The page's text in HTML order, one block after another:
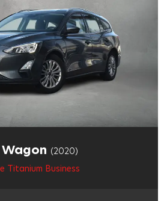
Wagon (2020)
Titanium Business